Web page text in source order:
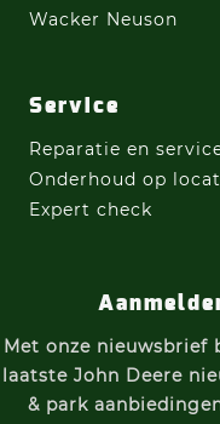
Wacker Neuson
Service
Reparatie en
Onderhoud op
Expert check
Met onze nieuwsbrief
laatste John Deere
& park